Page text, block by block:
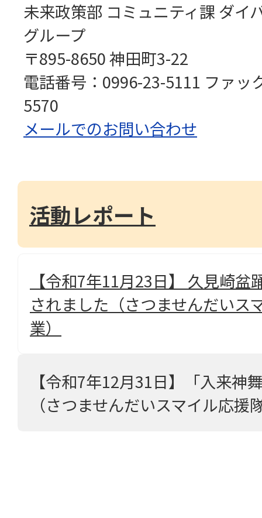
未来政策部 コミュニティ課 ダイ
グループ
〒895-8650 神田町3-22
電話番号：0996-23-5111 ファッ
5570
メールでのお問い合わせ
活動レポート
【令和7年11月23日】 久見崎
されました（さつませんだいス
業）
【令和7年12月31日】「入来神
（さつませんだいスマイル応援